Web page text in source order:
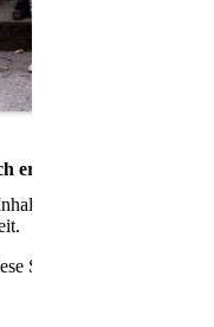
erstellt.
für diese Seite. Um
Seite bald wieder.